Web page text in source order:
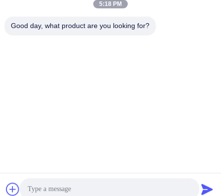
지 공급자. 저작권 2024-2026 Dongguan Everwin Tech Co.,
Limited 모든 권리는 보호됩니다.
5:18 PM
Good day, what product are you looking for?